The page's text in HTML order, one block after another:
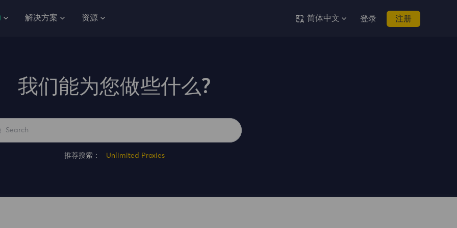
解决方案 资源 简体中文 登录 注册
我们能为您做些什么?
推荐搜索： Unlimited Proxies